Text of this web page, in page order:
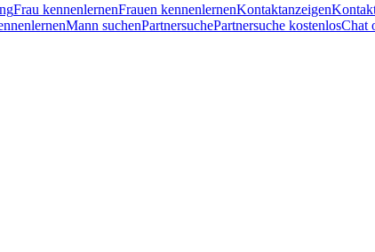
Frau kennenlernenFrauen kennenlernenKontaktanzeigen
Mann suchenPartnersuchePartnersuche kostenlosChat